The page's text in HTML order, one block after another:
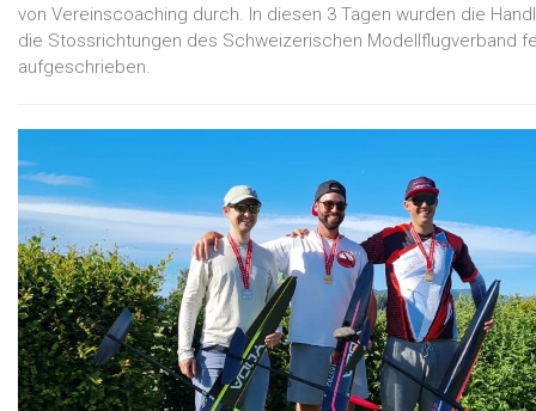
von Vereinscoaching durch. In diesen 3 Tagen wurden die
die Stossrichtungen des Schweizerischen Modellflugverband
aufgeschrieben.